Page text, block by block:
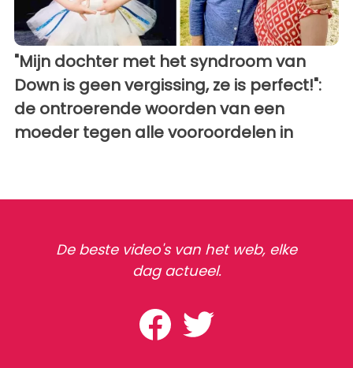
"Mijn dochter met het syndroom van
Down is geen vergissing, ze is perfect!":
de ontroerende woorden van een
moeder tegen alle vooroordelen in
De beste video's van het web, elke
dag actueel.